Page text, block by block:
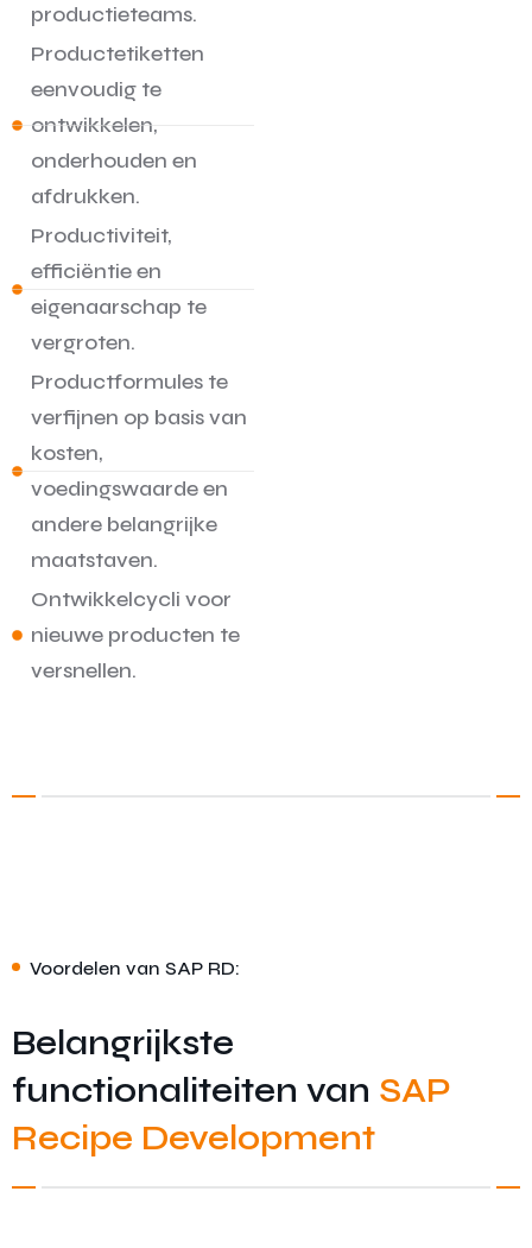
productie­teams.
Productetiketten
eenvoudig te
ontwikkelen,
onderhouden en
afdrukken.
Productiviteit,
efficiëntie en
eigenaarschap te
vergroten.
Productformules te
verfijnen op basis van
kosten,
voedingswaarde en
andere belangrijke
maatstaven.
Ontwikkelcycli voor
nieuwe producten te
versnellen.
Voordelen van SAP RD:
Belangrijkste
functionaliteiten van SAP
Recipe Development